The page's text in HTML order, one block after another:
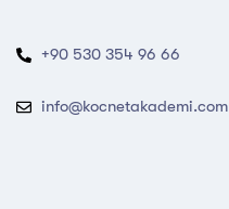
+90 530 354 96 66
info@kocnetakademi.com